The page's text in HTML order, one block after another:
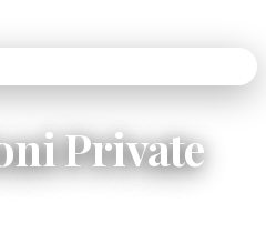
Private